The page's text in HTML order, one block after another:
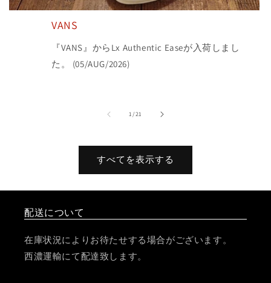
VANS
『VANS』からLx Authentic Easeが入荷しまし
た。 (05/AUG/2026)
1/の
21
すべてを表示する
配送について
在庫状況によりお待たせする場合がございます。
西濃運輸にて配達致します。